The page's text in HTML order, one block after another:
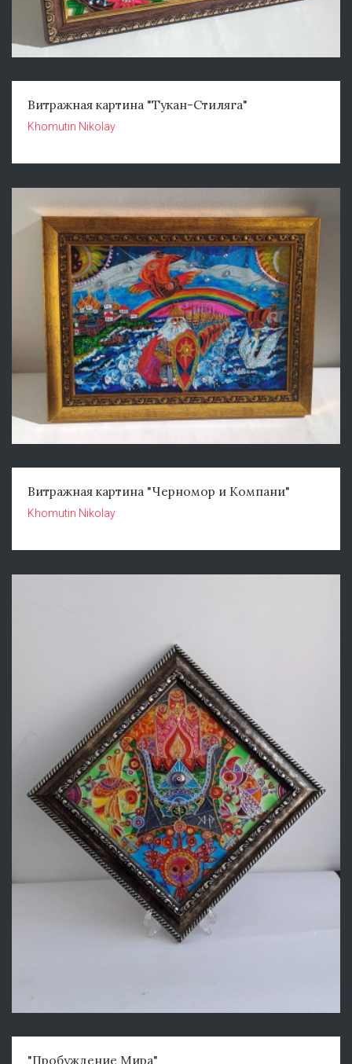
Витражная картина "Тукан-Стиляга"
Khomutin Nikolay
Витражная картина "Черномор и Компани"
Khomutin Nikolay
"Пробуждение Мира"